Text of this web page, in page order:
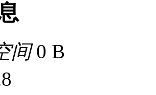
间0 B